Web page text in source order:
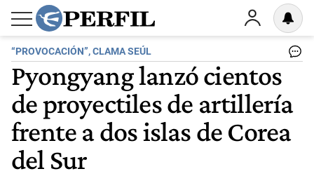
“PROVOCACIÓN”, CLAMA SEÚL
Pyongyang lanzó cientos
de proyectiles de artillería
frente a dos islas de Corea
del Sur